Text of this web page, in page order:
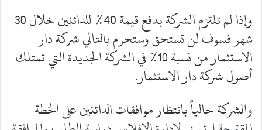
وإذا لم تلتزم الشركة بدفع قيمة 40% للدائنين خلال 30
شهر فسوف لن تستحق وستحرم بالتالي شركة دار
الاستثمار من نسبة 10% في الشركة الجديدة التي تمتلك
أصول شركة دار الاستثمار.
والشركة حالياً بانتظار موافقات الدائنين على الخطة